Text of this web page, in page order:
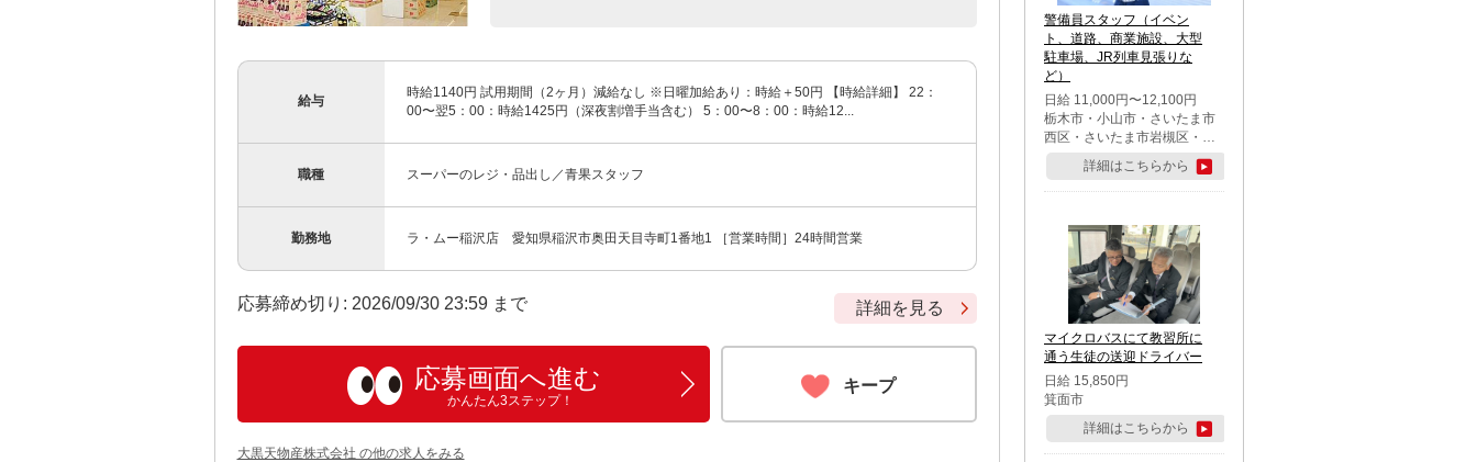
給与
時給1140円 試用期間（2ヶ月）減給なし ※日曜加給あり：時給＋50円 【時給詳細】 22：
00〜翌5：00：時給1425円（深夜割増手当含む） 5：00〜8：00：時給12...
職種 スーパーのレジ・品出し／青果スタッフ
勤務地 ラ・ムー稲沢店 愛知県稲沢市奥田天目寺町1番地1 ［営業時間］24時間営業
応募締め切り: 2026/09/30 23:59 まで 詳細を見る
応募画面へ進む
かんたん3ステップ！
キープ
大黒天物産株式会社 の他の求人をみる
警備員スタッフ（イベン
ト、道路、商業施設、大型
駐車場、JR列車見張りな
ど）
日給 11,000円〜12,100円
栃木市・小山市・さいたま市
西区・さいたま市岩槻区・久
喜市・蓮田市
詳細はこちらから
マイクロバスにて教習所に
通う生徒の送迎ドライバー
日給 15,850円
箕面市
詳細はこちらから